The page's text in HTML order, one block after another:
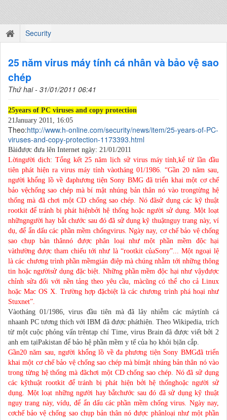
Security
25 năm virus máy tính cá nhân và bảo vệ sao
chép
Thứ hai - 31/01/2011 06:41
25years of PC viruses and copy protection
21January 2011, 16:05
Theo:http://www.h-online.com/security/news/item/25-years-of-PC-
viruses-and-copy-protection-1173393.html
Bàiđược đưa lên Internet ngày: 21/01/2011
Lờingười dịch: Tổng kết 25 năm lịch sử virus máy tính,kể từ lần đầu
tiên phát hiện ra virus máy tính vàotháng 01/1986. “Gần 20 năm sau,
người khổng lồ về đaphương tiện Sony BMG đã triển khai một cơ chế
bảo vệchống sao chép mà bí mật nhúng bản thân nó vào trongtừng hệ
thống mà đã chơi một CD chống sao chép. Nó đãsử dụng các kỹ thuật
rootkit để tránh bị phát hiệnbởi hệ thống hoặc người sử dụng. Một loạt
nhữngngười hay bắt chước sau đó đã sử dụng kỹ thuậtngụy trang này, ví
dụ, để ẩn dấu các phần mềm chốngvirus. Ngày nay, cơ chế bảo vệ chống
sao chụp bản thânnó được phân loại như một phần mềm độc hại
vàthường được tham chiếu tới như là “rootkit củaSony”... Một ngoại lệ
là các chương trình phần mềmgián điệp mà chúng nhằm tới những thông
tin hoặc ngườisử dụng đặc biệt. Những phần mềm độc hại như vậyđược
chỉnh sửa đối với nền tảng theo yêu cầu, màcũng có thể cho cả Linux
hoặc Mac OS X. Trường hợp đặcbiệt là các chương trình phá hoại như
Stuxnet”.
Vàotháng 01/1986, virus đầu tiên mà đã lây nhiễm các máytính cá
nhaanh PC tương thích với IBM đã được pháthiện. Theo Wikipedia, trích
từ một cuộc phỏng vấn trêntạp chí Time, virus Brain đã được viết bởi 2
anh em tạiPakistan để bảo hệ phần mềm y tế của họ khỏi bịăn cắp.
Gần20 năm sau, người khổng lồ về đa phương tiện Sony BMGđã triển
khai một cơ chế bảo vệ chống sao chép mà bímật nhúng bản thân nó vào
trong từng hệ thống mà đãchơi một CD chống sao chép. Nó đã sử dụng
các kỹthuật rootkit để tránh bị phát hiện bởi hệ thốnghoặc người sử
dụng. Một loạt những người hay bắtchước sau đó đã sử dụng kỹ thuật
ngụy trang này, vídụ, để ẩn dấu các phần mềm chống virus. Ngày nay,
cơchế bảo vệ chống sao chụp bản thân nó được phânloại như một phần